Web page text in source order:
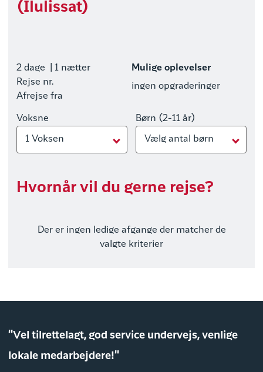
(Ilulissat)
2 dage
| 1 nætter
Rejse nr.
Afrejse fra
Mulige oplevelser
ingen opgraderinger
Voksne
1 Voksen
Børn (2-11 år)
Vælg antal børn
Hvornår vil du gerne rejse?
Der er ingen ledige afgange der matcher de
valgte kriterier
"Vel tilrettelagt, god service undervejs, venlige
lokale medarbejdere!"